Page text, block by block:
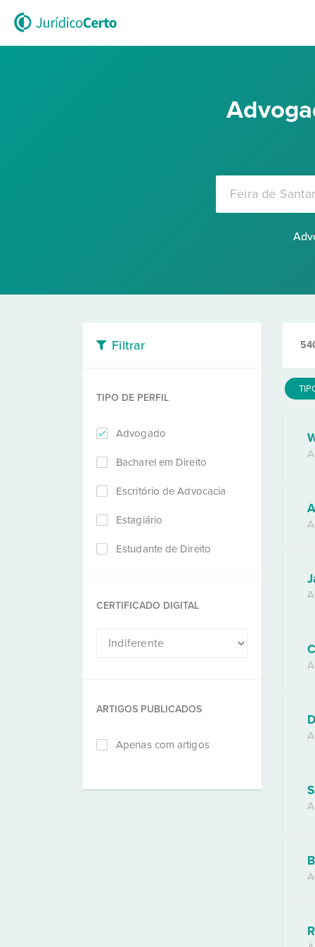
Filtrar
TIPO DE PERFIL
Advogado
Bacharel em Direito
Escritório de Advocacia
Estagiário
Estudante de Direito
CERTIFICADO DIGITAL
ARTIGOS PUBLICADOS
Apenas com artigos